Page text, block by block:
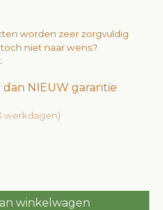
worden zeer zorgvuldig
niet naar wens?
dan NIEUW garantie
werkdagen)
winkelwagen